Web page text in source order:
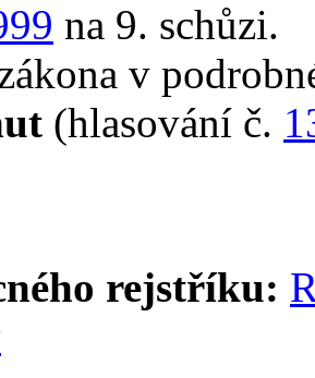
na 9. schůzi.
v
(hlasování č.
rejstříku: